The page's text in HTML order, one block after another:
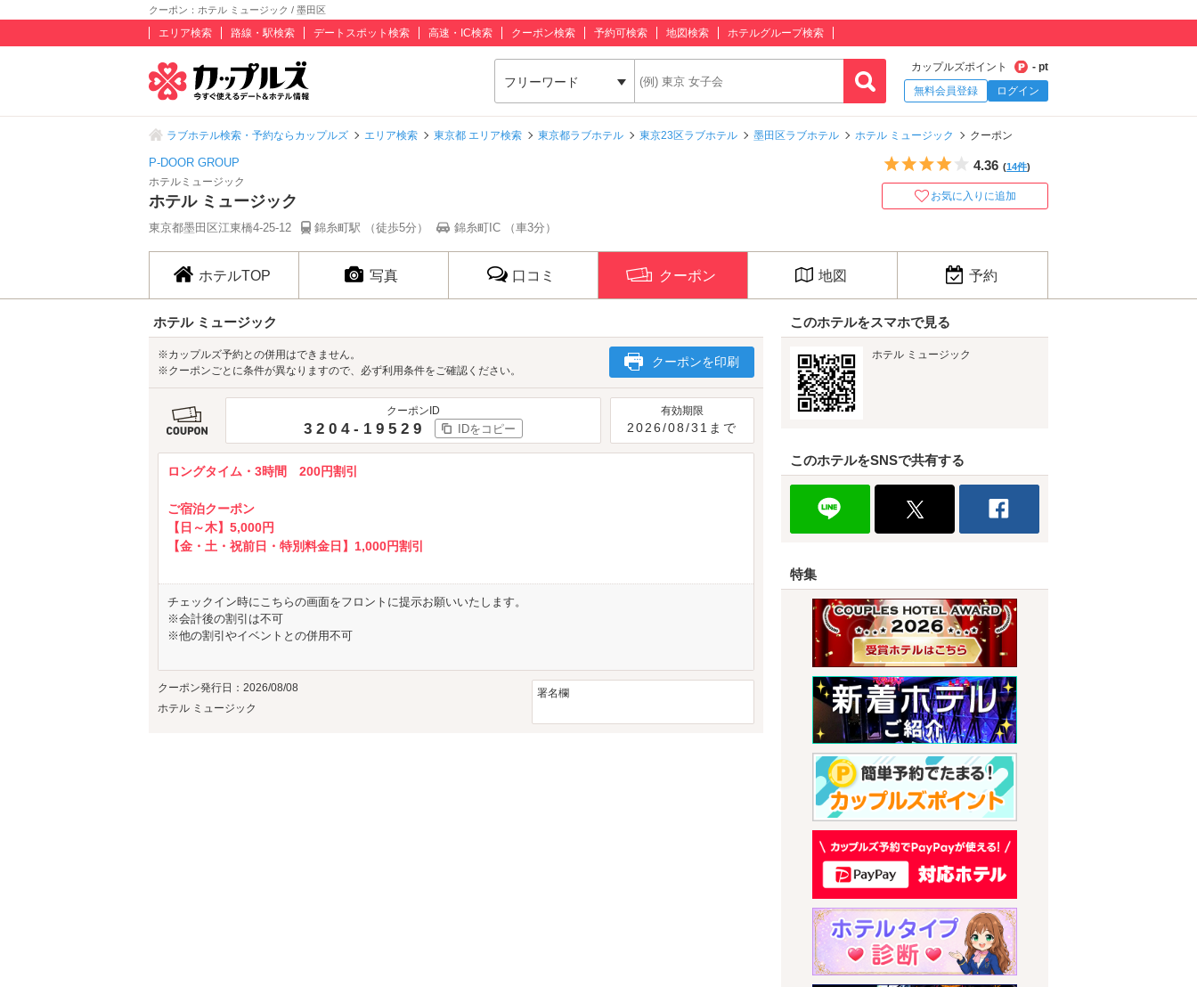
クーポン：ホテル ミュージック / 墨田区
エリア検索 路線・駅検索 デートスポット検索 高速・IC検索 クーポン検索 予約可検索 地図検索 ホテルグループ検索
フリーワード
カップルズポイント
- pt
無料会員登録
ログイン
ラブホテル検索・予約ならカップルズ エリア検索 東京都 エリア検索 東京都ラブホテル 東京23区ラブホテル 墨田区ラブホテル ホテル ミュージック クーポン
P-DOOR GROUP
ホテルミュージック
ホテル ミュージック
東京都墨田区江東橋4-25-12 錦糸町駅 （徒歩5分） 錦糸町IC （車3分）
5つ星のうち4
4.36 (14件)
お気に入りに追加
ホテルTOP 写真 口コミ クーポン 地図 予約
ホテル ミュージック
※カップルズ予約との併用はできません。
※クーポンごとに条件が異なりますので、必ず利用条件をご確認ください。
クーポンを印刷
クーポンID
3204-19529 IDをコピー
有効期限
2026/08/31まで
ロングタイム・3時間 200円割引
ご宿泊クーポン
【日～木】5,000円
【金・土・祝前日・特別料金日】1,000円割引
チェックイン時にこちらの画面をフロントに提示お願いいたします。
※会計後の割引は不可
※他の割引やイベントとの併用不可
クーポン発行日：2026/08/08
ホテル ミュージック
署名欄
このホテルをスマホで見る
ホテル ミュージック
このホテルをSNSで共有する
特集